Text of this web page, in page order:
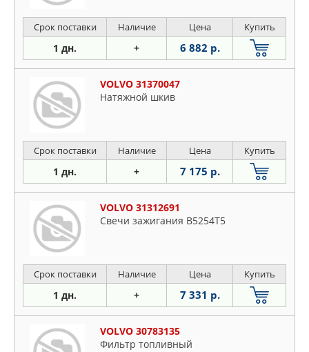
Срок поставки Наличие Цена Купить
1 дн. + 6 882 р.
VOLVO 31370047
Натяжной шкив
Срок поставки Наличие Цена Купить
1 дн. + 7 175 р.
VOLVO 31312691
Свечи зажигания B5254T5
Срок поставки Наличие Цена Купить
1 дн. + 7 331 р.
VOLVO 30783135
Фильтр топливный